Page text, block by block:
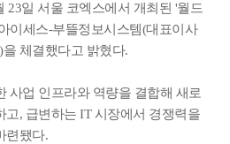
23일 서울 코엑스에서 개최된 '월드
이세스-부뜰정보시스템(대표이사
체결했다고 밝혔다.
사업 인프라와 역량을 결합해 새로
고, 급변하는 IT 시장에서 경쟁력을
련됐다.